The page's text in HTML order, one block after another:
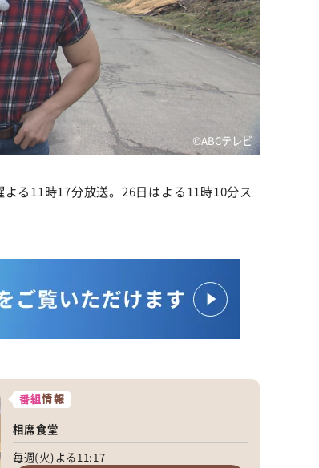
©ABCテレビ
よる11時17分放送。26日はよる11時10分ス
番組情報
相席食堂
毎週(火)よる11:17